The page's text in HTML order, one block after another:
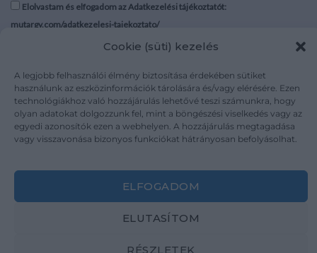
Cookie (süti) kezelés
A legjobb felhasználói élmény biztosítása érdekében sütiket
használunk az eszközinformációk tárolására és/vagy elérésére. Ezen
technológiákhoz való hozzájárulás lehetővé teszi számunkra, hogy
olyan adatokat dolgozzunk fel, mint a böngészési viselkedés vagy az
egyedi azonosítók ezen a webhelyen. A hozzájárulás megtagadása
vagy visszavonása bizonyos funkciókat hátrányosan befolyásolhat.
ELFOGADOM
ELUTASÍTOM
RÉSZLETEK
Elolvastam és elfogadom az Adatkezelési tájékoztatót:
mutargy.com/adatkezelesi-tajekoztato/
Médiaajánlat
Karrier
Kapcsolat
ÁSZF
Adatvédelem
Impresszum
Weboldal és Webshop készítés: